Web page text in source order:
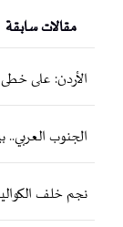
مقالات سابقة
الأردن: على خطى
الجنوب العربي..
نجم خلف